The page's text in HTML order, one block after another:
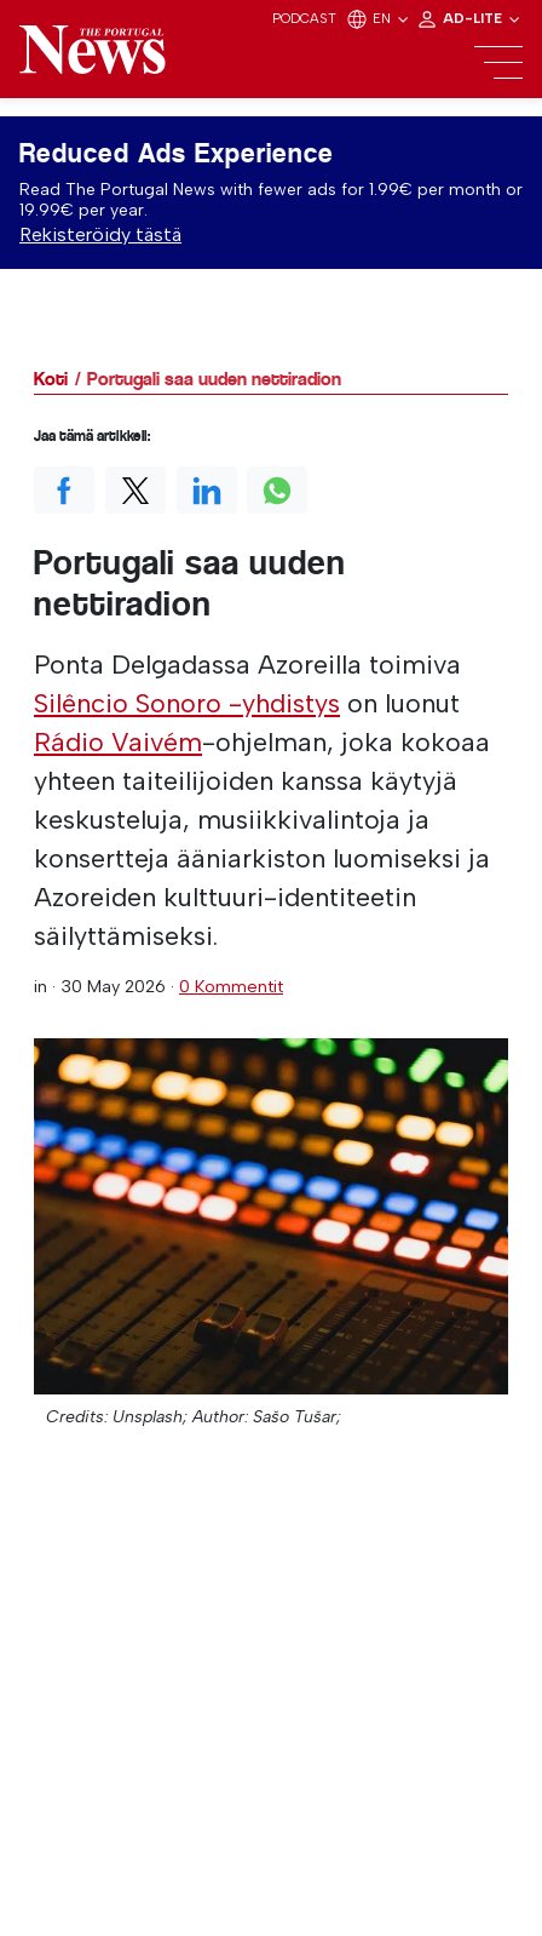
PODCAST EN AD-LITE
Reduced Ads Experience
Read The Portugal News with fewer ads for 1.99€ per month or
19.99€ per year.
Rekisteröidy tästä
Koti Portugali saa uuden nettiradion
Portugali saa uuden
nettiradion
Ponta Delgadassa Azoreilla toimiva
Silêncio Sonoro -yhdistys on luonut
Rádio Vaivém-ohjelman, joka kokoaa
yhteen taiteilijoiden kanssa käytyjä
keskusteluja, musiikkivalintoja ja
konsertteja ääniarkiston luomiseksi ja
Azoreiden kulttuuri-identiteetin
säilyttämiseksi.
in · 30 May 2026 · 0 Kommentit
Credits: Unsplash; Author: Sašo Tušar;
Jaa tämä artikkeli: